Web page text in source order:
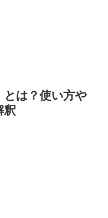
とは？使い方や
釈